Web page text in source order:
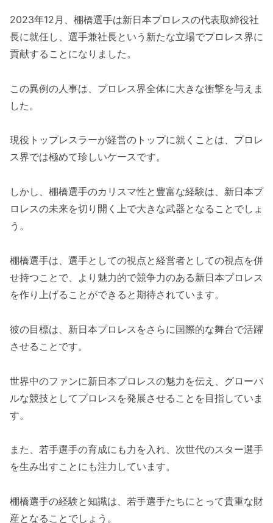
2023年12月、棚橋選手は新日本プロレスの代表取締役社
長に就任し、選手兼社長という新たな立場でプロレス界に
貢献することになりました。
この異例の人事は、プロレス界全体に大きな衝撃を与えま
した。
現役トップレスラーが経営のトップに就くことは、プロレ
ス界では極めて珍しいケースです。
しかし、棚橋選手のカリスマ性と豊富な経験は、新日本プ
ロレスの未来を切り開く上で大きな武器となることでしょ
う。
棚橋選手は、選手としての視点と経営者としての視点を併
せ持つことで、より魅力的で競争力のある新日本プロレス
を作り上げることができると期待されています。
彼の目標は、新日本プロレスをさらに国際的な舞台で活躍
させることです。
世界中のファンに新日本プロレスの魅力を伝え、グローバ
ルな競技としてプロレスを発展させることを目指していま
す。
また、若手選手の育成にも力を入れ、次世代のスター選手
を生み出すことにも注力しています。
棚橋選手の経験と知識は、若手選手たちにとって貴重な財
産となることでしょう。